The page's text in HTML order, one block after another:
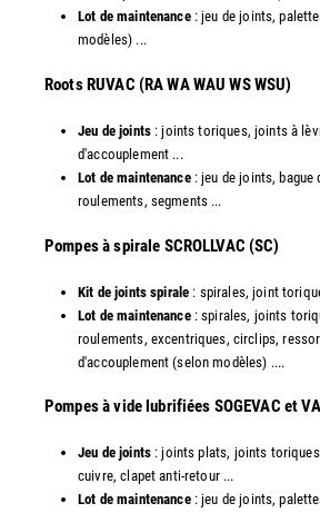
Lot de maintenance: jeu de joints,
modèles) ...
​Roots RUVAC (RA WA WAU WS WSU)
Jeu de joints: joints toriques, joints à
d'accouplement ...
Lot de maintenance : jeu de joints, bague
roulements, segments ...
​Pompes à spirale SCROLLVAC (SC)
Kit de joints spirale : spirales, joint
Lot de maintenance: spirales, joints
roulements, excentriques, circlips,
d'accouplement (selon modèles) ....
​Pompes à vide lubrifiées SOGEVAC et
Jeu de joints: joints plats, joints
cuivre, clapet anti-retour ...
Lot de maintenance: jeu de joints,